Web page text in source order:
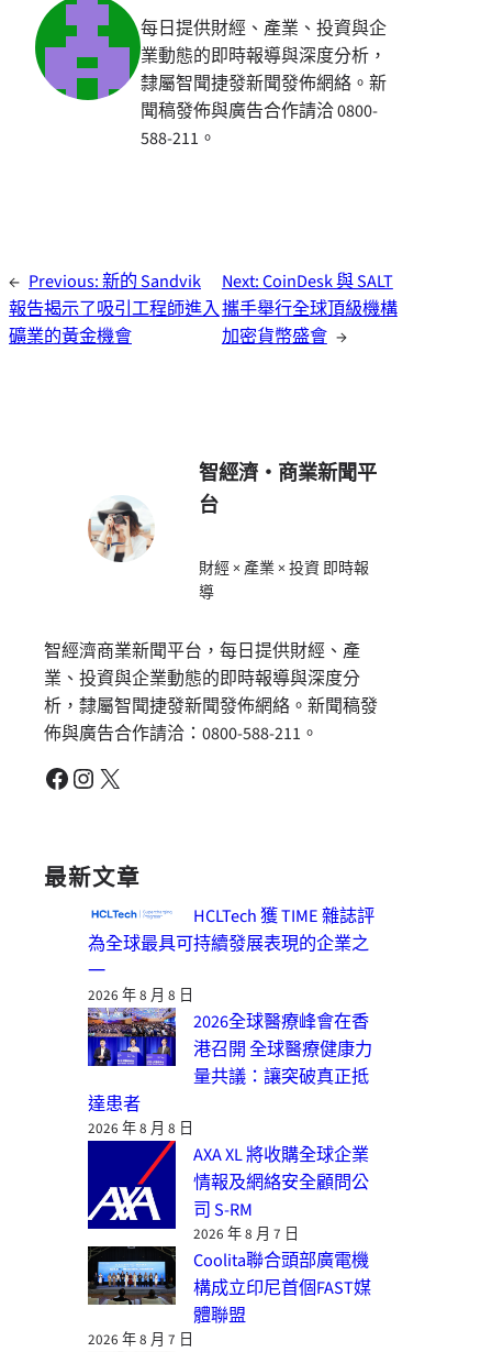
每日提供財經、產業、投資與企
業動態的即時報導與深度分析，
隸屬智聞捷發新聞發佈網絡。新
聞稿發佈與廣告合作請洽 0800-
588-211。
← Previous:新的 Sandvik
報告揭示了吸引工程師進入
礦業的黃金機會
Next:CoinDesk 與 SALT
攜手舉行全球頂級機構
加密貨幣盛會 →
智經濟・商業新聞平
台
財經 × 產業 × 投資 即時報
導
智經濟商業新聞平台，每日提供財經、產
業、投資與企業動態的即時報導與深度分
析，隸屬智聞捷發新聞發佈網絡。新聞稿發
佈與廣告合作請洽：0800-588-211。
Facebook Instagram X
最新文章
HCLTech 獲 TIME 雜誌評
為全球最具可持續發展表現的企業之
一
2026 年 8 月 8 日
2026全球醫療峰會在香
港召開 全球醫療健康力
量共議：讓突破真正抵
達患者
2026 年 8 月 8 日
AXA XL 將收購全球企業
情報及網絡安全顧問公
司 S-RM
2026 年 8 月 7 日
Coolita聯合頭部廣電機
構成立印尼首個FAST媒
體聯盟
2026 年 8 月 7 日